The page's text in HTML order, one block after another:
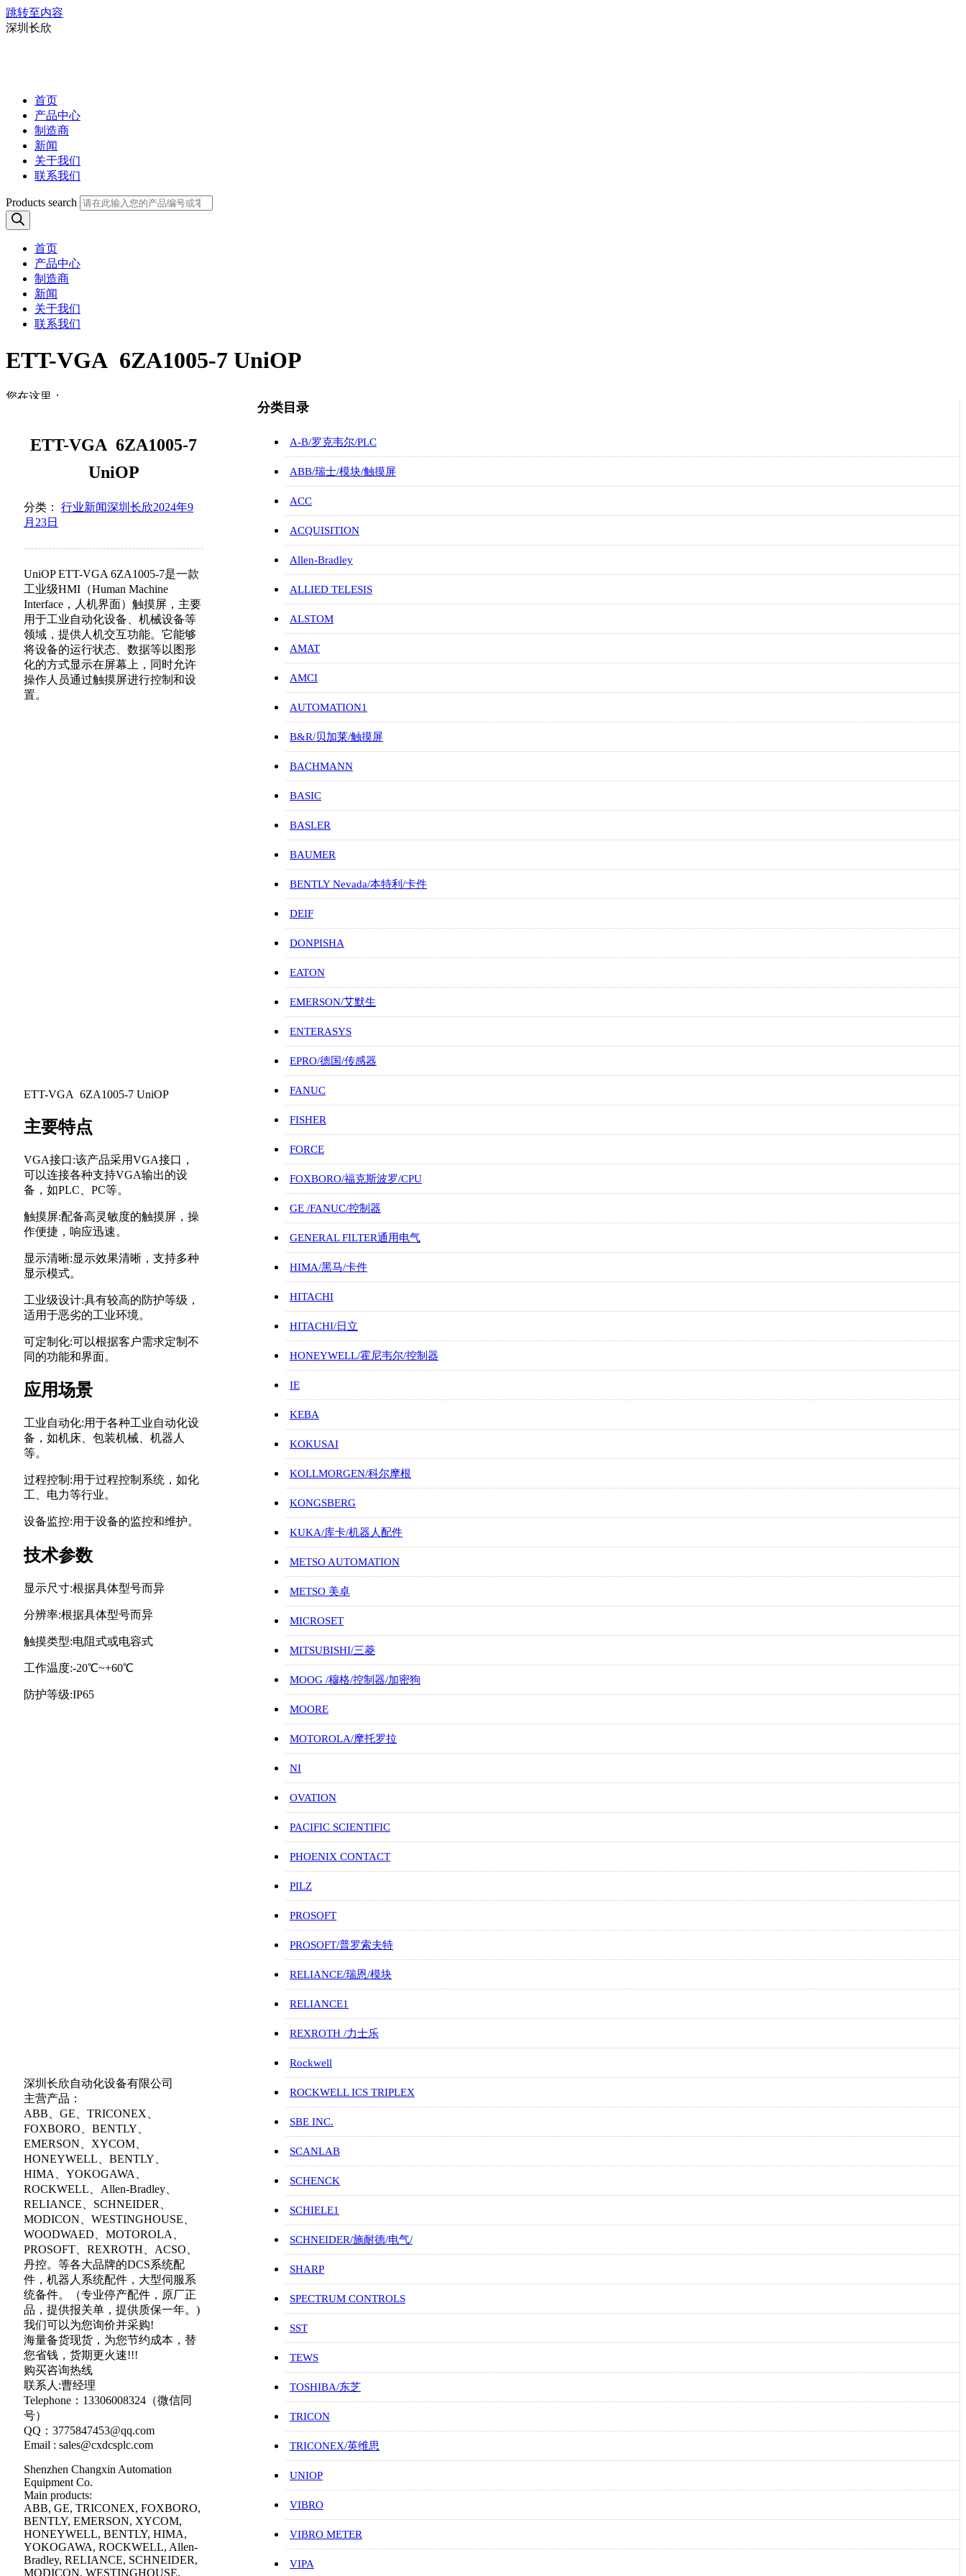
跳转至内容
深圳长欣
首页
产品中心
制造商
新闻
关于我们
联系我们
Products search
首页
产品中心
制造商
新闻
关于我们
联系我们
ETT-VGA 6ZA1005-7 UniOP
您在这里：
行业新闻
ETT-V…
ETT-VGA 6ZA1005-7
UniOP
分类： 行业新闻深圳长欣2024年9
月23日
UniOP ETT-VGA 6ZA1005-7是一款
工业级HMI（Human Machine
Interface，人机界面）触摸屏，主要
用于工业自动化设备、机械设备等
领域，提供人机交互功能。它能够
将设备的运行状态、数据等以图形
化的方式显示在屏幕上，同时允许
操作人员通过触摸屏进行控制和设
置。
ETT-VGA 6ZA1005-7 UniOP
主要特点
VGA接口:该产品采用VGA接口，
可以连接各种支持VGA输出的设
备，如PLC、PC等。
触摸屏:配备高灵敏度的触摸屏，操
作便捷，响应迅速。
显示清晰:显示效果清晰，支持多种
显示模式。
工业级设计:具有较高的防护等级，
适用于恶劣的工业环境。
可定制化:可以根据客户需求定制不
同的功能和界面。
应用场景
工业自动化:用于各种工业自动化设
备，如机床、包装机械、机器人
等。
过程控制:用于过程控制系统，如化
工、电力等行业。
设备监控:用于设备的监控和维护。
技术参数
显示尺寸:根据具体型号而异
分辨率:根据具体型号而异
触摸类型:电阻式或电容式
工作温度:-20℃~+60℃
防护等级:IP65
深圳长欣自动化设备有限公司
主营产品：
ABB、GE、TRICONEX、
FOXBORO、BENTLY、
EMERSON、XYCOM、
HONEYWELL、BENTLY、
HIMA、YOKOGAWA、
ROCKWELL、Allen-Bradley、
RELIANCE、SCHNEIDER、
MODICON、WESTINGHOUSE、
WOODWAED、MOTOROLA、
PROSOFT、REXROTH、ACSO、
丹控。等各大品牌的DCS系统配
件，机器人系统配件，大型伺服系
统备件。（专业停产配件，原厂正
品，提供报关单，提供质保一年。)
我们可以为您询价并采购!
海量备货现货，为您节约成本，替
您省钱，货期更火速!!!
购买咨询热线
联系人:曹经理
Telephone：13306008324（微信同
号）
QQ：3775847453@qq.com
Email : sales@cxdcsplc.com
Shenzhen Changxin Automation
Equipment Co.
Main products:
ABB, GE, TRICONEX, FOXBORO,
BENTLY, EMERSON, XYCOM,
HONEYWELL, BENTLY, HIMA,
YOKOGAWA, ROCKWELL, Allen-
Bradley, RELIANCE, SCHNEIDER,
MODICON, WESTINGHOUSE,
分类目录
A-B/罗克韦尔/PLC
ABB/瑞士/模块/触摸屏
ACC
ACQUISITION
Allen-Bradley
ALLIED TELESIS
ALSTOM
AMAT
AMCI
AUTOMATION1
B&R/贝加莱/触摸屏
BACHMANN
BASIC
BASLER
BAUMER
BENTLY Nevada/本特利/卡件
DEIF
DONPISHA
EATON
EMERSON/艾默生
ENTERASYS
EPRO/德国/传感器
FANUC
FISHER
FORCE
FOXBORO/福克斯波罗/CPU
GE /FANUC/控制器
GENERAL FILTER通用电气
HIMA/黑马/卡件
HITACHI
HITACHI/日立
HONEYWELL/霍尼韦尔/控制器
IE
KEBA
KOKUSAI
KOLLMORGEN/科尔摩根
KONGSBERG
KUKA/库卡/机器人配件
METSO AUTOMATION
METSO 美卓
MICROSET
MITSUBISHI/三菱
MOOG /穆格/控制器/加密狗
MOORE
MOTOROLA/摩托罗拉
NI
OVATION
PACIFIC SCIENTIFIC
PHOENIX CONTACT
PILZ
PROSOFT
PROSOFT/普罗索夫特
RELIANCE/瑞恩/模块
RELIANCE1
REXROTH /力士乐
Rockwell
ROCKWELL ICS TRIPLEX
SBE INC.
SCANLAB
SCHENCK
SCHIELE1
SCHNEIDER/施耐德/电气/
SHARP
SPECTRUM CONTROLS
SST
TEWS
TOSHIBA/东芝
TRICON
TRICONEX/英维思
UNIOP
VIBRO
VIBRO METER
VIPA